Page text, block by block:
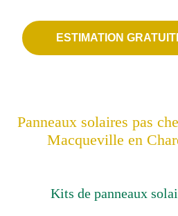
ESTIMATION
Panneaux solaires pas
Macqueville en
Kits de panneaux